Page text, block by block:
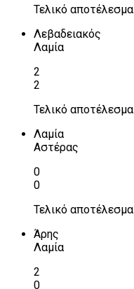
Τελικό αποτέλεσμα
Λεβαδειακός
Λαμία
2
2
Τελικό αποτέλεσμα
Λαμία
Αστέρας
0
0
Τελικό αποτέλεσμα
Άρης
Λαμία
2
0